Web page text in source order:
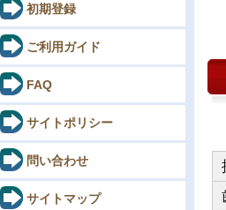
初期登録
ご利用ガイド
FAQ
サイトポリシー
問い合わせ
サイトマップ